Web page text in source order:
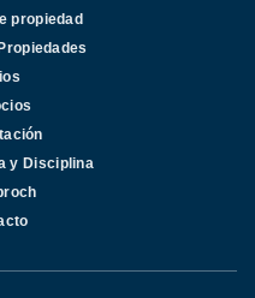
propiedad
y Disciplina